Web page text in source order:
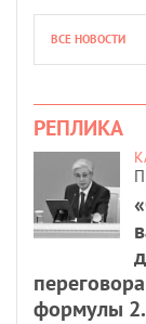
ВСЕ НОВОСТИ
РЕПЛИКА
формулы